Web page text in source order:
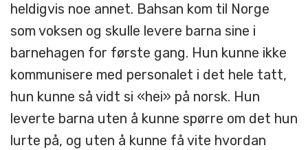
heldigvis noe annet. Bahsan kom til Norge
som voksen og skulle levere barna sine i
barnehagen for første gang. Hun kunne ikke
kommunisere med personalet i det hele tatt,
hun kunne så vidt si «hei» på norsk. Hun
leverte barna uten å kunne spørre om det hun
lurte på, og uten å kunne få vite hvordan